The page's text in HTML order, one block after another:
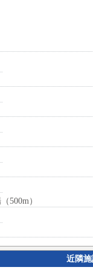
500m）
近隣